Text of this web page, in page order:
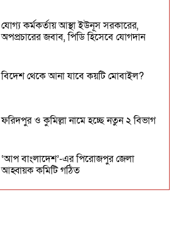
যোগ্য কর্মকর্তায় আস্থা ইউনূস সরকারের,
অপপ্রচারের জবাব, পিডি হিসেবে যোগদান
বিদেশ থেকে আনা যাবে কয়টি মোবাইল?
ফরিদপুর ও কুমিল্লা নামে হচ্ছে নতুন ২ বিভাগ
‘আপ বাংলাদেশ’-এর পিরোজপুর জেলা
আহ্বায়ক কমিটি গঠিত